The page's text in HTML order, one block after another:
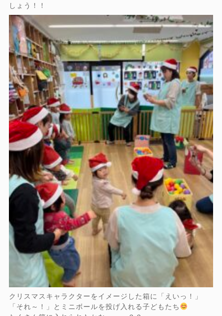
しょう！！
クリスマスキャラクターをイメージした箱に「えいっ！」
「それ～！」とミニボールを投げ入れる子どもたち